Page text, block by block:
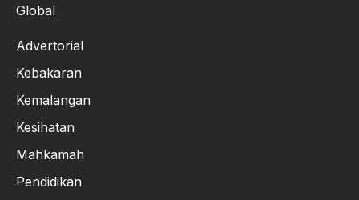
Global
Advertorial
Kebakaran
Kemalangan
Kesihatan
Mahkamah
Pendidikan